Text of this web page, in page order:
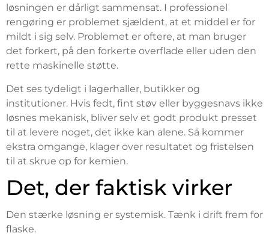
løsningen er dårligt sammensat. I professionel
rengøring er problemet sjældent, at et middel er for
mildt i sig selv. Problemet er oftere, at man bruger
det forkert, på den forkerte overflade eller uden den
rette maskinelle støtte.
Det ses tydeligt i lagerhaller, butikker og
institutioner. Hvis fedt, fint støv eller byggesnavs ikke
løsnes mekanisk, bliver selv et godt produkt presset
til at levere noget, det ikke kan alene. Så kommer
ekstra omgange, klager over resultatet og fristelsen
til at skrue op for kemien.
Det, der faktisk virker
Den stærke løsning er systemisk. Tænk i drift frem for
flaske.